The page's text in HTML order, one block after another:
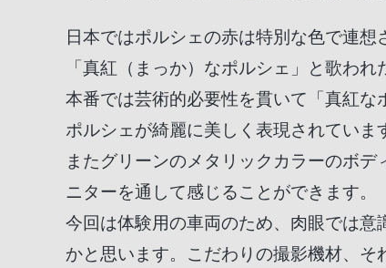
日本ではポルシェの赤は特別な色で連
「真紅（まっか）なポルシェ」と歌わ
本番では芸術的必要性を貫いて「真紅
ポルシェが綺麗に美しく表現されていま
またグリーンのメタリックカラーのボ
ニターを通して感じることができます。
今回は体験用の車両のため、肉眼では
かと思います。こだわりの撮影機材、そ